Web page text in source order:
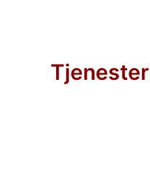
Tjenester